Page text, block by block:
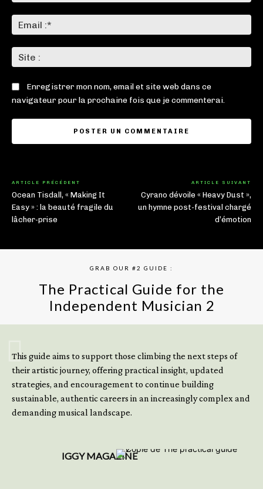
:*
:
Enregistrer mon nom, email et site web dans ce
navigateur pour la prochaine fois que je commenterai.
ARTICLE PRÉCÉDENT
Ocean Tisdall, « Making It
Easy » : la beauté fragile du
lâcher-prise
ARTICLE SUIVANT
Cyrano dévoile « Heavy Dust »,
un hymne post-festival chargé
d’émotion
GRAB OUR #2 GUIDE :
The Practical Guide for the
Independent Musician 2
This guide aims to support those climbing the next steps of
their artistic journey, offering practical insight, updated
strategies, and encouragement to continue building
sustainable, authentic careers in an increasingly complex and
demanding musical landscape.
IGGY MAGAZINE